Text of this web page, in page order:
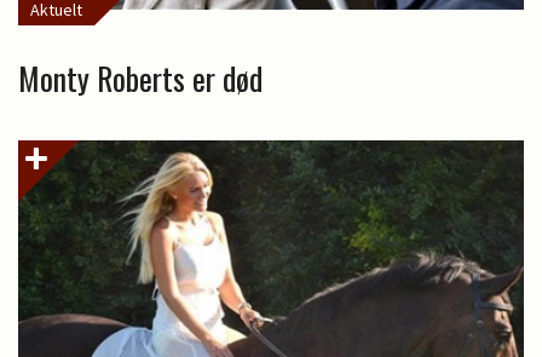
Aktuelt
Monty Roberts er død